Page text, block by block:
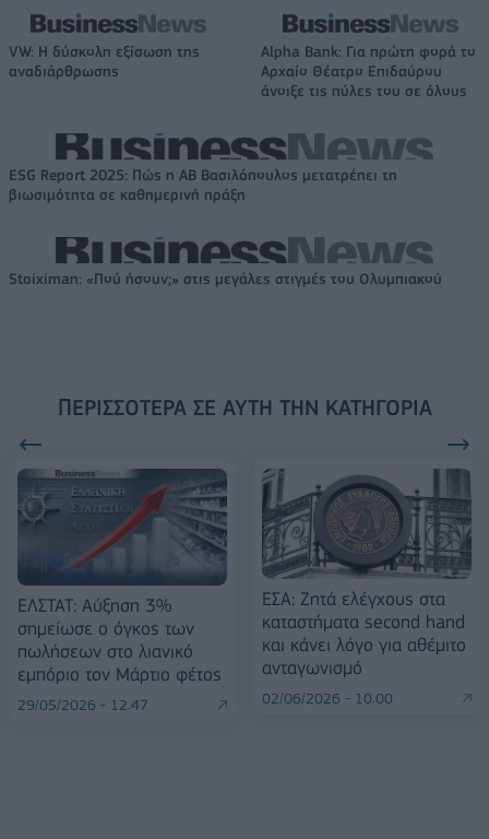
VW: Η δύσκολη εξίσωση της
αναδιάρθρωσης
Alpha Bank: Για πρώτη φορά το
Αρχαίο Θέατρο Επιδαύρου
άνοιξε τις πύλες του σε όλους
ESG Report 2025: Πώς η ΑΒ Βασιλόπουλος μετατρέπει τη
βιωσιμότητα σε καθημερινή πράξη
Stoiximan: «Πού ήσουν;» στις μεγάλες στιγμές του Ολυμπιακού
ΠΕΡΙΣΣΌΤΕΡΑ ΣΕ ΑΥΤΉ ΤΗΝ ΚΑΤΗΓΟΡΊΑ
ΕΛΣΤΑΤ: Αύξηση 3%
σημείωσε ο όγκος των
πωλήσεων στο λιανικό
εμπόριο τον Μάρτιο φέτος
29/05/2026 - 12:47
ΕΣΑ: Ζητά ελέγχους στα
καταστήματα second hand
και κάνει λόγο για αθέμιτο
ανταγωνισμό
02/06/2026 - 10:00